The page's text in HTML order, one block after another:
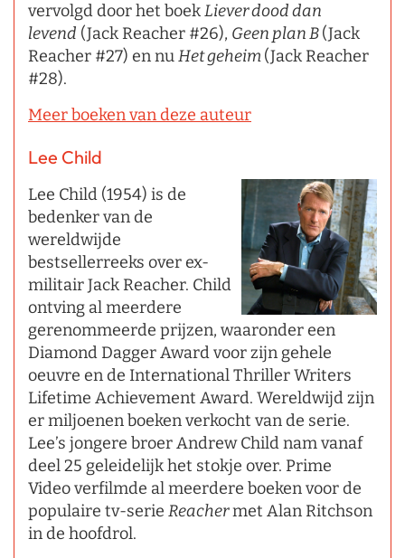
vervolgd door het boekLiever dood dan
levend (Jack Reacher #26), Geen plan B(Jack
Reacher #27) en nuHet geheim(Jack Reacher
#28).
Meer boeken van deze auteur
Lee Child
Lee Child (1954) is de
bedenker van de
wereldwijde
bestsellerreeks over ex-
militair Jack Reacher. Child
ontving al meerdere
gerenommeerde prijzen, waaronder een
Diamond Dagger Award voor zijn gehele
oeuvre en de International Thriller Writers
Lifetime Achievement Award. Wereldwijd zijn
er miljoenen boeken verkocht van de serie.
Lee’s jongere broer Andrew Child nam vanaf
deel 25 geleidelijk het stokje over. Prime
Video verfilmde al meerdere boeken voor de
populaire tv-serie Reachermet Alan Ritchson
in de hoofdrol.